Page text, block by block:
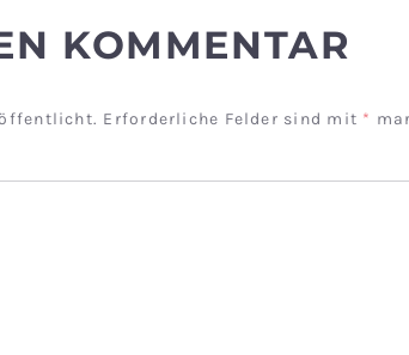
KOMMENTAR
Erforderliche Felder sind mit *